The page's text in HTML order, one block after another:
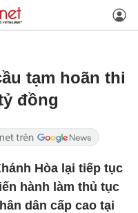
tạm hoãn thi
đồng
Hòa lại tiếp tục
hành làm thủ tục
dân cấp cao tại